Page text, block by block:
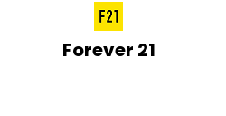
Forever 21